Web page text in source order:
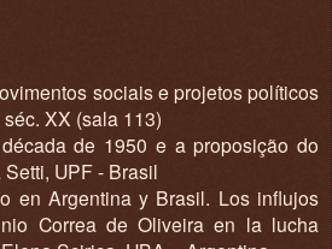
sociais e projetos políticos
XX (sala 113)
de 1950 e a proposição do
UPF - Brasil
en Argentina y Brasil. Los influjos
Correa de Oliveira en la lucha